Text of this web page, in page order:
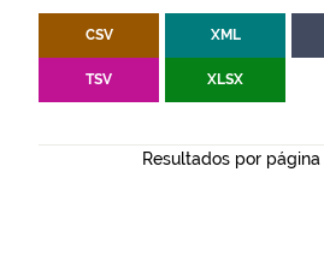
CSV XML
TSV XLSX
Resultados por página